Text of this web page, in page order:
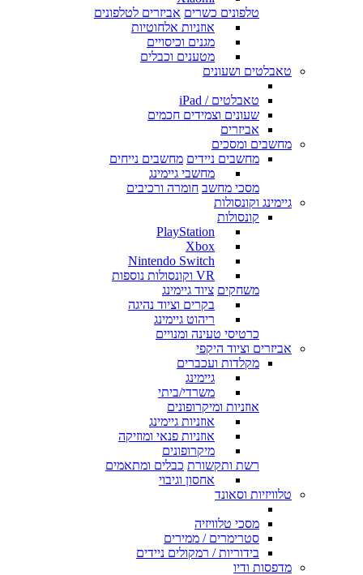
טלפונים כשרים אביזרים לטלפונים
אוזניות אלחוטיות
מגנים וכיסויים
מטענים וכבלים
טאבלטים ושעונים
טאבלטים / iPad
שעונים וצמידים חכמים
אביזרים
מחשבים ומסכים
מחשבים ניידים מחשבים נייחים
מחשבי גיימינג
מסכי מחשב חומרה ורכיבים
גיימינג וקונסולות
קונסולות
PlayStation
Xbox
Nintendo Switch
VR וקונסולות נוספות
משחקים ציוד גיימינג
בקרים וציוד נהיגה
ריהוט גיימינג
כרטיסי טעינה ומנויים
אביזרים וציוד היקפי
מקלדות ועכברים
גיימינג
משרדי/ביתי
אוזניות ומיקרופונים
אוזניות גיימינג
אוזניות פנאי ומוזיקה
מיקרופונים
רשת ותקשורת כבלים ומתאמים
אחסון וגיבוי
טלוויזיות וסאונד
מסכי טלוויזיה
סטרימרים / ממירים
בידוריות / רמקולים ניידים
מדפסות ודיו